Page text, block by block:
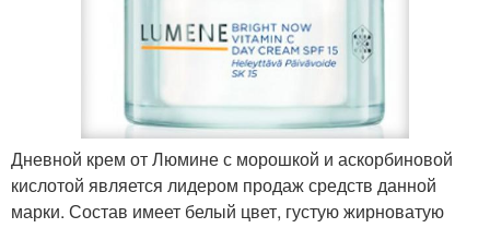
Дневной крем от Люмине с морошкой и аскорбиновой
кислотой является лидером продаж средств данной
марки. Состав имеет белый цвет, густую жирноватую